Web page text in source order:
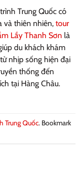
Trung Quốc có
và thiên nhiên, tour
Lầy Thanh Sơn là
du khách khám
nhịp sống hiện đại
thống đến
tại Hàng Châu.
Trung Quốc. Bookmark